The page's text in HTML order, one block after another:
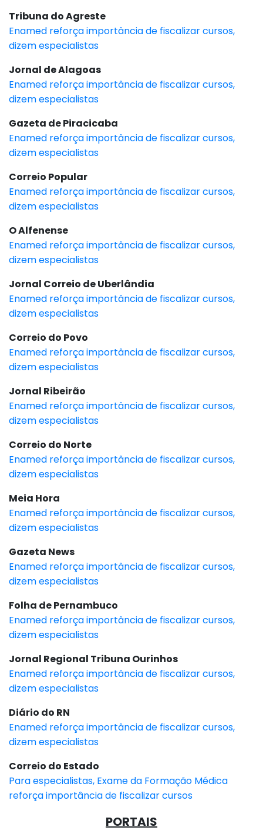
Tribuna do Agreste
Enamed reforça importância de fiscalizar cursos,
dizem especialistas
Jornal de Alagoas
Enamed reforça importância de fiscalizar cursos,
dizem especialistas
Gazeta de Piracicaba
Enamed reforça importância de fiscalizar cursos,
dizem especialistas
Correio Popular
Enamed reforça importância de fiscalizar cursos,
dizem especialistas
O Alfenense
Enamed reforça importância de fiscalizar cursos,
dizem especialistas
Jornal Correio de Uberlândia
Enamed reforça importância de fiscalizar cursos,
dizem especialistas
Correio do Povo
Enamed reforça importância de fiscalizar cursos,
dizem especialistas
Jornal Ribeirão
Enamed reforça importância de fiscalizar cursos,
dizem especialistas
Correio do Norte
Enamed reforça importância de fiscalizar cursos,
dizem especialistas
Meia Hora
Enamed reforça importância de fiscalizar cursos,
dizem especialistas
Gazeta News
Enamed reforça importância de fiscalizar cursos,
dizem especialistas
Folha de Pernambuco
Enamed reforça importância de fiscalizar cursos,
dizem especialistas
Jornal Regional Tribuna Ourinhos
Enamed reforça importância de fiscalizar cursos,
dizem especialistas
Diário do RN
Enamed reforça importância de fiscalizar cursos,
dizem especialistas
Correio do Estado
Para especialistas, Exame da Formação Médica
reforça importância de fiscalizar cursos
PORTAIS